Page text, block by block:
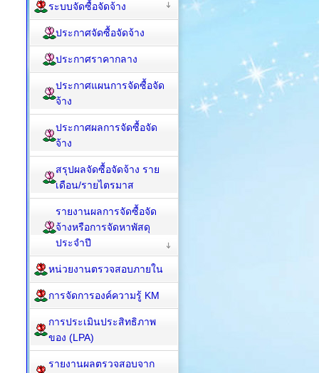
ระบบจัดซื้อจัดจ้าง
ประกาศจัดซื้อจัดจ้าง
ประกาศราคากลาง
ประกาศแผนการจัดซื้อจัด
จ้าง
ประกาศผลการจัดซื้อจัด
จ้าง
สรุปผลจัดซื้อจัดจ้าง ราย
เดือน/รายไตรมาส
รายงานผลการจัดซื้อจัด
จ้างหรือการจัดหาพัสดุ
ประจำปี
หน่วยงานตรวจสอบภายใน
การจัดการองค์ความรู้ KM
การประเมินประสิทธิภาพ
ของ (LPA)
รายงานผลตรวจสอบจาก